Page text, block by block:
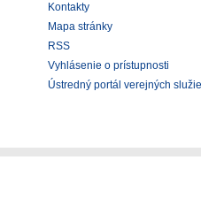
Kontakty
Mapa stránky
RSS
Vyhlásenie o prístupnosti
Ústredný portál verejných